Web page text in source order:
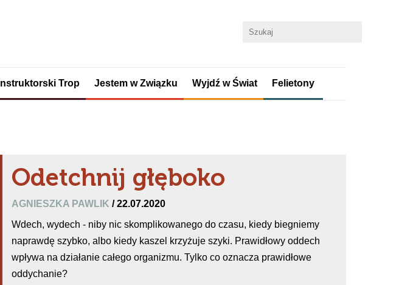
Instruktorski Trop Jestem w Związku Wyjdź w Świat Felietony
Odetchnij głęboko
AGNIESZKA PAWLIK / 22.07.2020
Wdech, wydech - niby nic skomplikowanego do czasu, kiedy biegniemy
naprawdę szybko, albo kiedy kaszel krzyżuje szyki. Prawidłowy oddech
wpływa na działanie całego organizmu. Tylko co oznacza prawidłowe
oddychanie?